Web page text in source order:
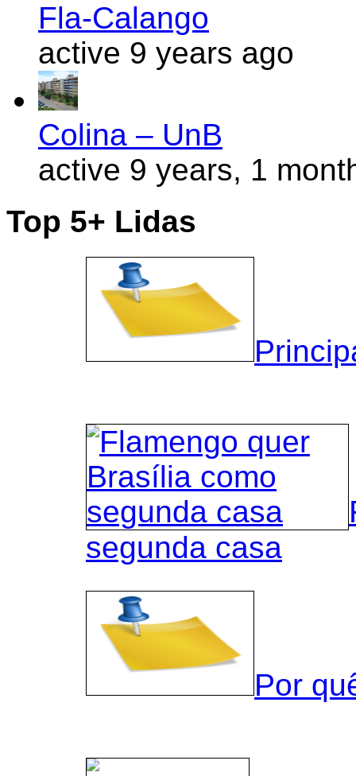
Fla-Calango
active 9 years ago
Colina – UnB
active 9 years, 1
Top 5+ Lidas
segunda casa
Por